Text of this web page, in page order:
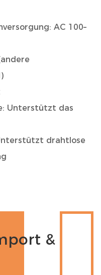
AC 100–
Unterstützt das
drahtlose
55℃
&